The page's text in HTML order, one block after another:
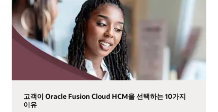
고객이 Oracle Fusion Cloud HCM을 선택하는 10가지
이유